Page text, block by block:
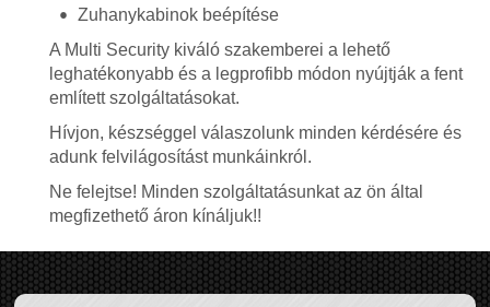
Zuhanykabinok beépítése
A Multi Security kiváló szakemberei a lehető
leghatékonyabb és a legprofibb módon nyújtják a fent
említett szolgáltatásokat.
Hívjon, készséggel válaszolunk minden kérdésére és
adunk felvilágosítást munkáinkról.
Ne felejtse! Minden szolgáltatásunkat az ön által
megfizethető áron kínáljuk!!